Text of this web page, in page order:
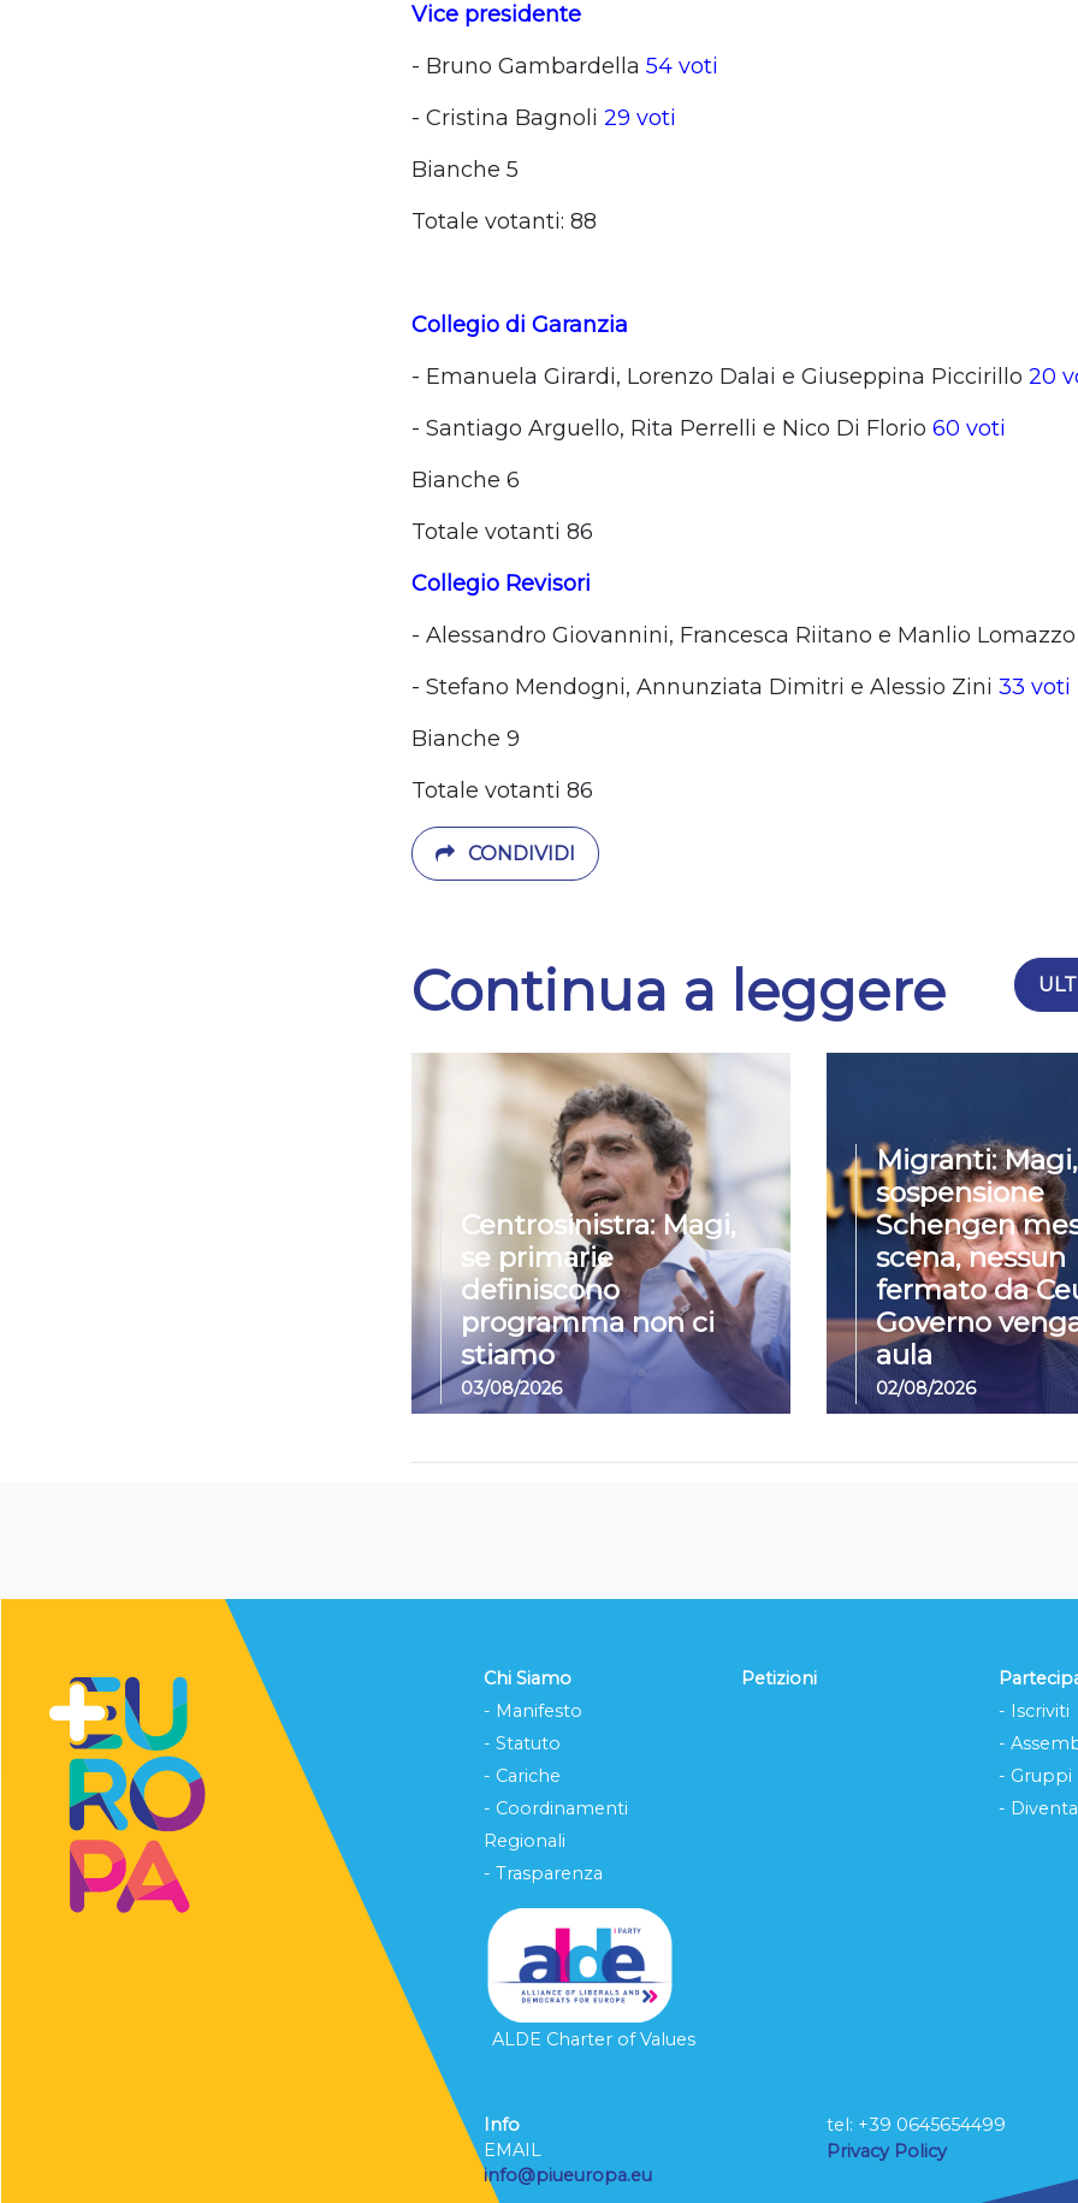
Vice presidente
- Bruno Gambardella 54 voti
- Cristina Bagnoli 29 voti
Bianche 5
Totale votanti: 88
Collegio di Garanzia
- Emanuela Girardi, Lorenzo Dalai e Giuseppina Piccirillo 20
- Santiago Arguello, Rita Perrelli e Nico Di Florio 60 voti
Bianche 6
Totale votanti 86
Collegio Revisori
- Alessandro Giovannini, Francesca Riitano e Manlio
- Stefano Mendogni, Annunziata Dimitri e Alessio Zini 33 voti
Bianche 9
Totale votanti 86
CONDIVIDI
Continua a leggere
Centrosinistra: Magi,
se primarie
definiscono
programma non ci
stiamo
03/08/2026
Migranti: Magi,
sospensione
Schengen
scena, nessun
fermato da
Governo
aula
02/08/2026
Chi Siamo
- Manifesto
- Statuto
- Cariche
- Coordinamenti
Regionali
- Trasparenza
ALDE Charter of Values
Petizioni
- Iscriviti
-
- Gruppi
-
Info
EMAIL
info@piueuropa.eu
tel: ‭+39 0645654499
Privacy Policy